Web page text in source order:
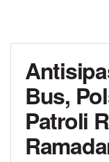
Bus,
Patroli